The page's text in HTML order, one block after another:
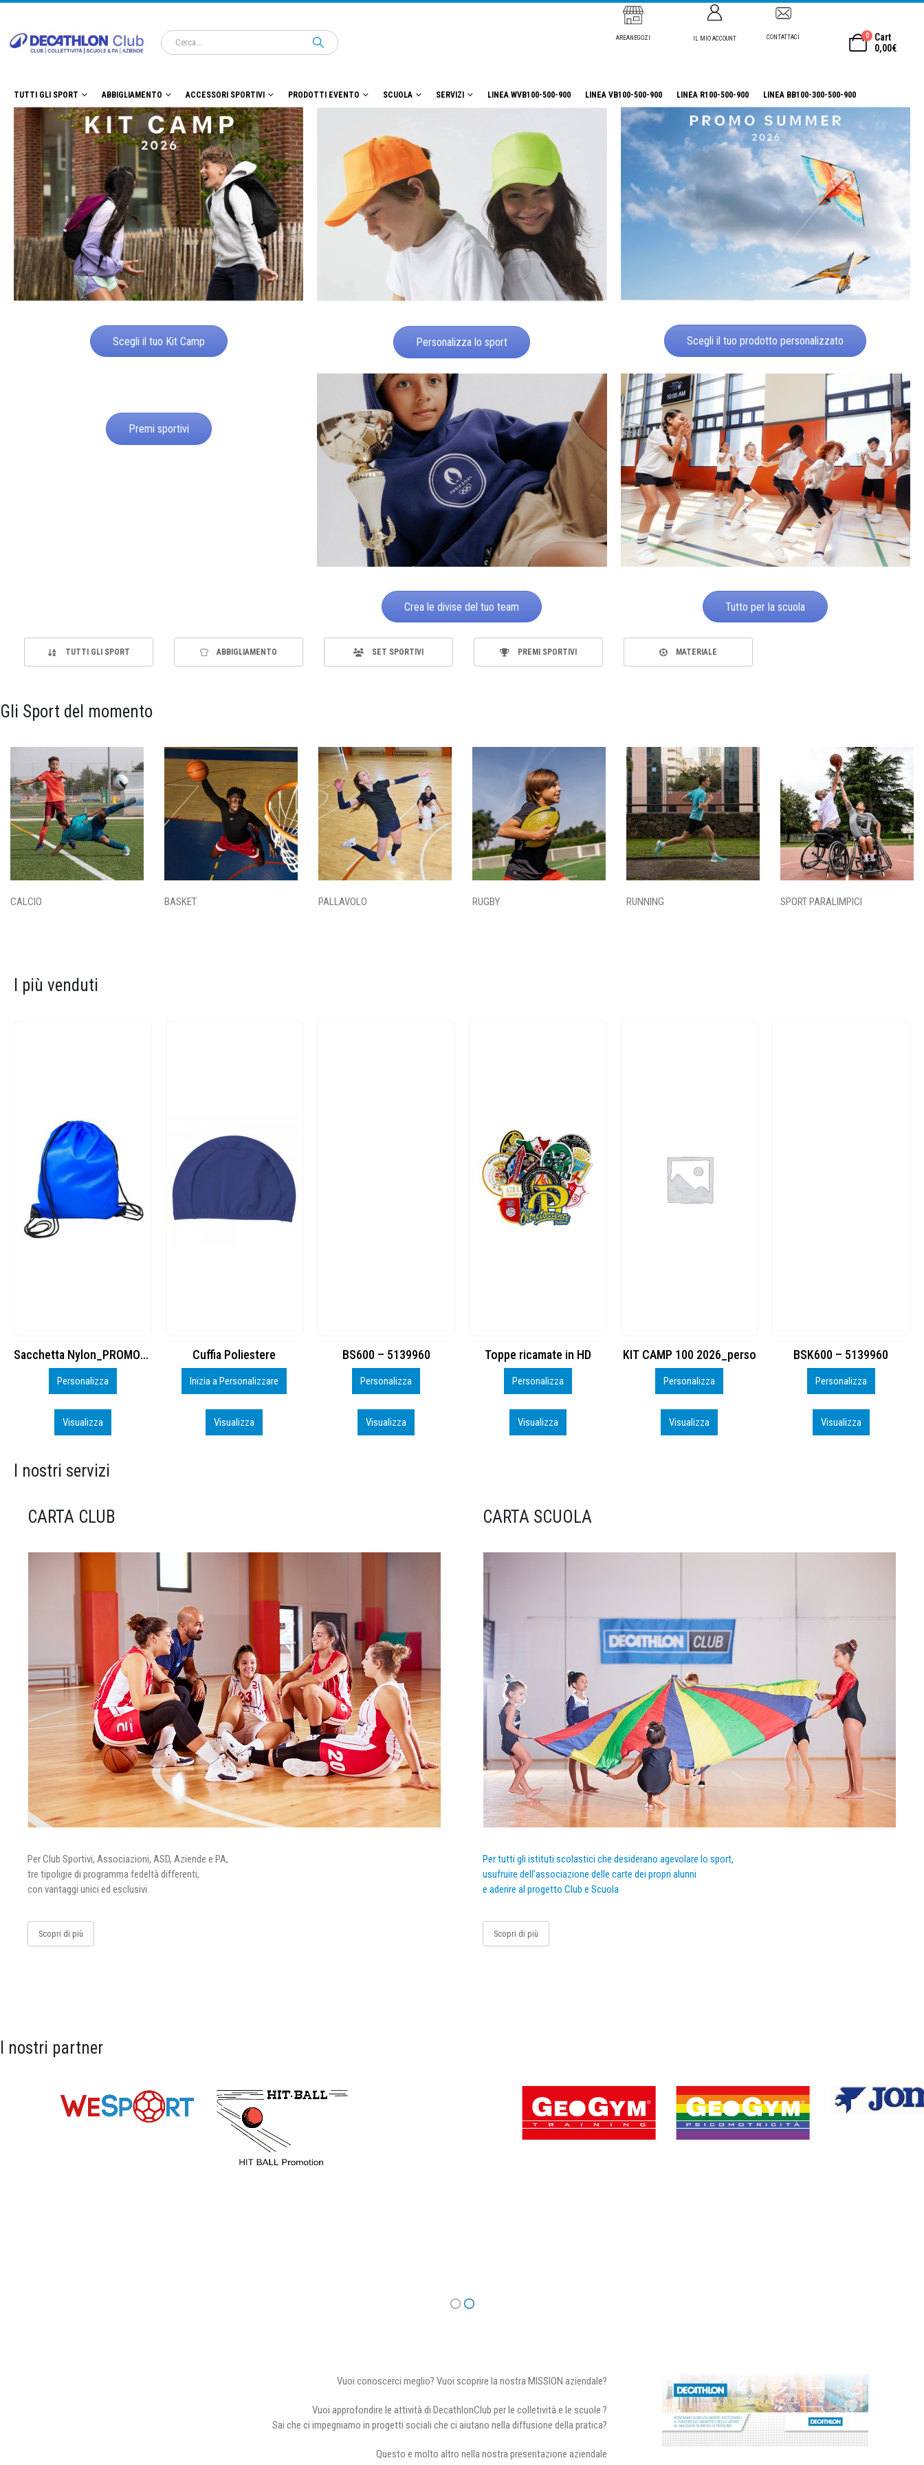
AREANEGOZI IL MIO ACCOUNT CONTATTACI 0
Cart
0,00€
TUTTI GLI SPORT ABBIGLIAMENTO ACCESSORI SPORTIVI PRODOTTI EVENTO SCUOLA SERVIZI LINEA WVB100-500-900 LINEA VB100-500-900 LINEA R100-500-900 LINEA BB100-300-500-900
Scegli il tuo Kit Camp Personalizza lo sport Scegli il tuo prodotto personalizzato
Premi sportivi
Crea le divise del tuo team Tutto per la scuola
TUTTI GLI SPORT ABBIGLIAMENTO SET SPORTIVI PREMI SPORTIVI MATERIALE
Gli Sport del momento
CALCIO BASKET PALLAVOLO RUGBY RUNNING SPORT PARALIMPICI
I più venduti
Cuffia Poliestere
Inizia a Personalizzare
Visualizza
BS600 – 5139960
Personalizza
Visualizza
Toppe ricamate in HD
Personalizza
Visualizza
KIT CAMP 100 2026_perso
Personalizza
Visualizza
BSK600 – 5139960
Personalizza
Visualizza
DTF
Personalizza
Visualizza
I nostri servizi
CARTA CLUB
Per Club Sportivi, Associazioni, ASD, Aziende e PA,
tre tipoligie di programma fedeltà differenti,
con vantaggi unici ed esclusivi.
Scopri di più
CARTA SCUOLA
Per tutti gli istituti scolastici che desiderano agevolare lo sport,
usufruire dell’associazione delle carte dei propri alunni
e aderire al progetto Club e Scuola
Scopri di più
I nostri partner
Vuoi conoscerci meglio? Vuoi scoprire la nostra MISSION aziendale?
Vuoi approfondire le attività di DecathlonClub per le colletività e le scuole ?
Sai che ci impegniamo in progetti sociali che ci aiutano nella diffusione della pratica?
Questo e molto altro nella nostra presentazione aziendale